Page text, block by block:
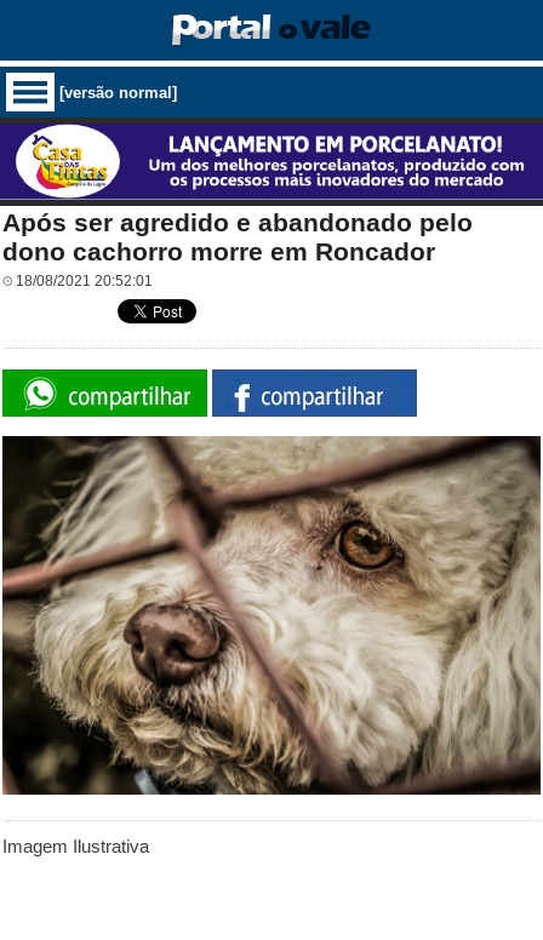
[versão normal]
Após ser agredido e abandonado pelo
dono cachorro morre em Roncador
18/08/2021 20:52:01
Imagem Ilustrativa